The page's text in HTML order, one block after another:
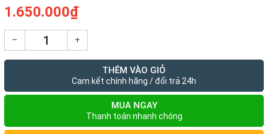
1.650.000₫
– +
THÊM VÀO GIỎ
Cam kết chính hãng / đổi trả 24h
MUA NGAY
Thanh toán nhanh chóng